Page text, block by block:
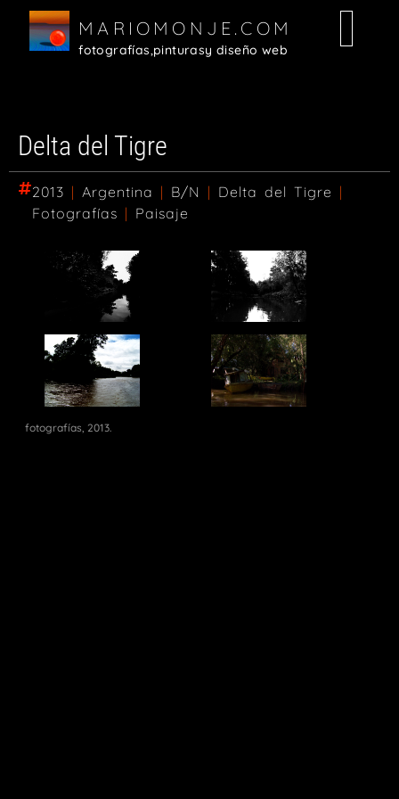
MARIOMONJE.COM
fotografías,pinturasy diseño web
Delta del Tigre
2013 | Argentina | B/N | Delta del Tigre |
Fotografías | Paisaje
fotografías, 2013.